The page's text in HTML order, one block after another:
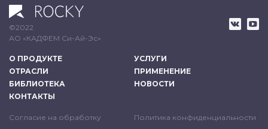
©2022
АО «КАДФЕМ Си-Ай-Эс»
О ПРОДУКТЕ
УСЛУГИ
ОТРАСЛИ
ПРИМЕНЕНИЕ
БИБЛИОТЕКА
НОВОСТИ
КОНТАКТЫ
Согласие на обработку
Политика конфиденциальности